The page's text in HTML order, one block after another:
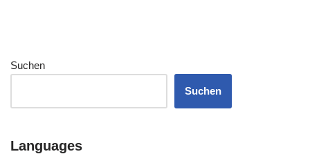
Suchen
Suchen
Languages